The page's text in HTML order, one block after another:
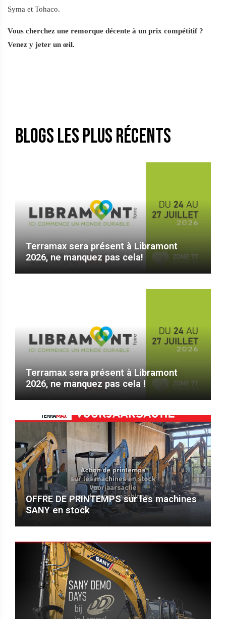
Syma et Tohaco.
Vous cherchez une remorque décente à un prix compétitif ?
Venez y jeter un œil.
Blogs les plus récents
Terramax sera présent à Libramont
2026, ne manquez pas cela!
Terramax sera présent à Libramont
2026, ne manquez pas cela !
OFFRE DE PRINTEMPS sur les machines
SANY en stock